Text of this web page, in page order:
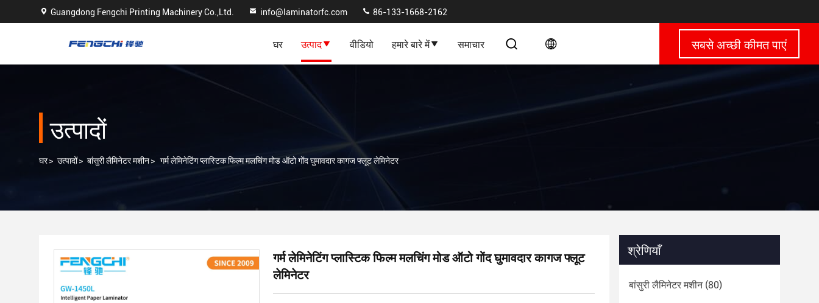
Guangdong Fengchi Printing Machinery Co.,Ltd. info@laminatorfc.com 86-133-1668-2162
घर उत्पाद वीडियो हमारे बारे में समाचार सबसे अच्छी कीमत पाएं
उत्पादों
घर> उत्पादों> बांसुरी लैमिनेटर मशीन> गर्म लेमिनेटिंग प्लास्टिक फिल्म मलचिंग मोड ऑटो गोंद घुमावदार कागज फ्लूट लेमिनेटर
गर्म लेमिनेटिंग प्लास्टिक फिल्म मलचिंग मोड ऑटो गोंद घुमावदार कागज फ्लूट
लेमिनेटर
श्रेणियाँ
बांसुरी लैमिनेटर मशीन(80)